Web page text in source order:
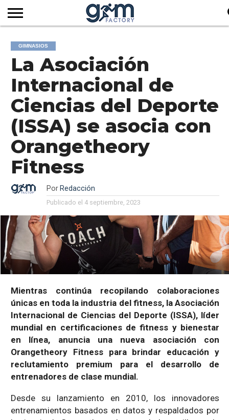
REVISTA
GYM
FACTORY
CLUB
DE
SOCIOS
EMPRESAS
DEL
SECTOR
SERVICIOS
AUDIOVISUALES
MÁS
NOTICIAS
SUSCRIPCIÓN
GIMNASIOS
La Asociación
Internacional de
Ciencias del Deporte
(ISSA) se asocia con
Orangetheory
Fitness
Por Redacción
Publicado el 4 septiembre, 2023
Mientras continúa recopilando colaboraciones
únicas en toda la industria del fitness, la Asociación
Internacional de Ciencias del Deporte (ISSA), líder
mundial en certificaciones de fitness y bienestar
en línea, anuncia una nueva asociación con
Orangetheory Fitness para brindar educación y
reclutamiento premium para el desarrollo de
entrenadores de clase mundial.
Desde su lanzamiento en 2010, los innovadores
entrenamientos basados en datos y respaldados por